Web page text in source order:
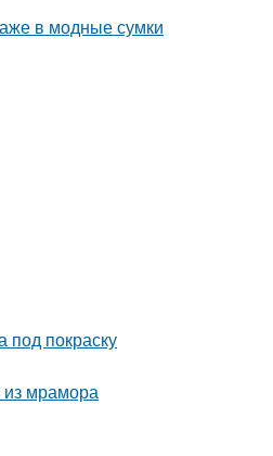
в модные сумки
под покраску
из мрамора